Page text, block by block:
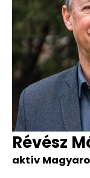
Révész
aktív